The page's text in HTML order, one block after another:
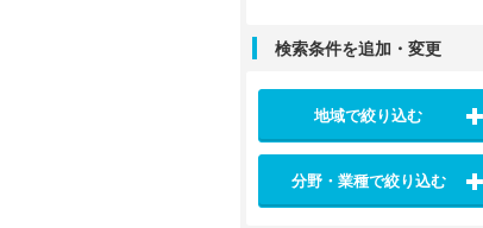
検索条件を追加・変更
地域で絞り込む
分野・業種で絞り込む